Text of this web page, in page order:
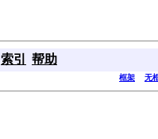
索引 帮助
框架 无